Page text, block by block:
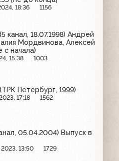
18:36 1156
канал, 18.07.1998) Андрей
Мордвинова, Алексей
с начала)
15:38 1003
Петербург, 1999)
17:18 1562
05.04.2004) Выпуск в
13:50 1729